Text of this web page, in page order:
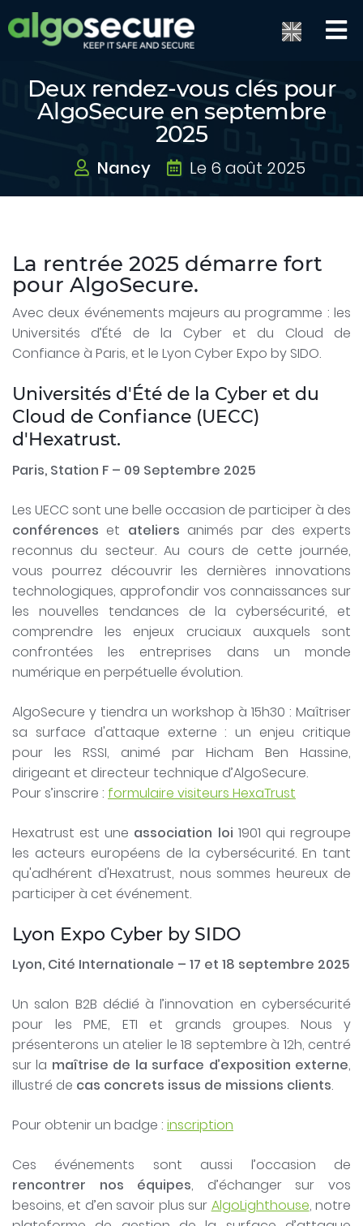
Deux rendez-vous clés pour
AlgoSecure en septembre
2025
Nancy Le 6 août 2025
La rentrée 2025 démarre fort
pour AlgoSecure.
Avec deux événements majeurs au programme : les
Universités d’Été de la Cyber et du Cloud de
Confiance à Paris, et le Lyon Cyber Expo by SIDO.
Universités d'Été de la Cyber et du
Cloud de Confiance (UECC)
d'Hexatrust.
Paris, Station F – 09 Septembre 2025
Les UECC sont une belle occasion de participer à des
conférences et ateliers animés par des experts
reconnus du secteur. Au cours de cette journée,
vous pourrez découvrir les dernières innovations
technologiques, approfondir vos connaissances sur
les nouvelles tendances de la cybersécurité, et
comprendre les enjeux cruciaux auxquels sont
confrontées les entreprises dans un monde
numérique en perpétuelle évolution.
AlgoSecure y tiendra un workshop à 15h30 : Maîtriser
sa surface d'attaque externe : un enjeu critique
pour les RSSI, animé par Hicham Ben Hassine,
dirigeant et directeur technique d’AlgoSecure.
Pour s’inscrire : formulaire visiteurs HexaTrust
Hexatrust est une association loi 1901 qui regroupe
les acteurs européens de la cybersécurité. En tant
qu'adhérent d'Hexatrust, nous sommes heureux de
participer à cet événement.
Lyon Expo Cyber by SIDO
Lyon, Cité Internationale – 17 et 18 septembre 2025
Un salon B2B dédié à l’innovation en cybersécurité
pour les PME, ETI et grands groupes. Nous y
présenterons un atelier le 18 septembre à 12h, centré
sur la maîtrise de la surface d’exposition externe,
illustré de cas concrets issus de missions clients.
Pour obtenir un badge : inscription
Ces événements sont aussi l’occasion de
rencontrer nos équipes, d’échanger sur vos
besoins, et d’en savoir plus sur AlgoLighthouse, notre